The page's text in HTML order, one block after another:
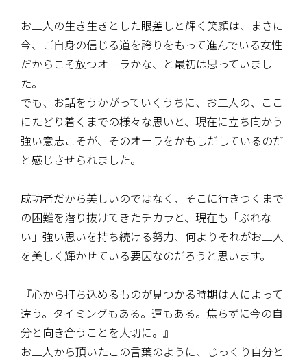
お二人の生き生きとした眼差しと輝く笑顔は、まさに
今、ご自身の信じる道を誇りをもって進んでいる女性
だからこそ放つオーラかな、と最初は思っていまし
た。
でも、お話をうかがっていくうちに、お二人の、ここ
にたどり着くまでの様々な思いと、現在に立ち向かう
強い意志こそが、そのオーラをかもしだしているのだ
と感じさせられました。
成功者だから美しいのではなく、そこに行きつくまで
の困難を潜り抜けてきたチカラと、現在も「ぶれな
い」強い思いを持ち続ける努力、何よりそれがお二人
を美しく輝かせている要因なのだろうと思います。
『心から打ち込めるものが見つかる時期は人によって
違う。タイミングもある。運もある。焦らずに今の自
分と向き合うことを大切に。』
お二人から頂いたこの言葉のように、じっくり自分と